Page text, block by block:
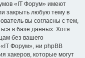
«IT Форум» имеют
закрыть любую тему в
вы согласны с тем,
в базе данных. Хотя
без вашего
Форум», ни phpBB
хакеров, которые могут